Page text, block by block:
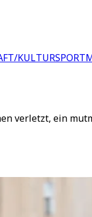
KULTURSPORT
verletzt, ein